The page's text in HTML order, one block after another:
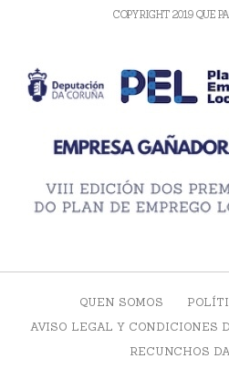
COPYRIGHT 2019 QUE
QUEN SOMOS
AVISO LEGAL Y CONDICIONES
RECUNCHOS